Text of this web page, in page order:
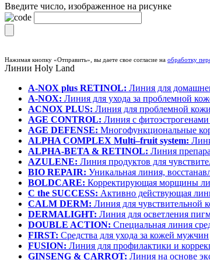
Введите число, изображенное на рисунке
Нажимая кнопку «Отправить», вы даете свое согласие на обработку
Линии Holy Land
A-NOX plus RETINOL: Линия для
A-NOX: Линия для ухода за проблемной
ACNOX PLUS: Линия для проблемной кожи
AGE CONTROL: Линия с
AGE DEFENSE: Многофункциональные
ALPHA COMPLEX Multi–fruit system:
ALPHA-BETA & RETINOL: Линия
AZULENE: Линия продуктов для
BIO REPAIR: Уникальная линия,
BOLDCARE: Корректирующая морщины
C the SUCCESS: Активно действующая
CALM DERM: Линия для чувствительной
DERMALIGHT: Линия для осветления
DOUBLE ACTION: Специальная линия
FIRST: Средства для ухода за кожей мужчин
FUSION: Линия для профилактики и
GINSENG & CARROT: Линия на основе